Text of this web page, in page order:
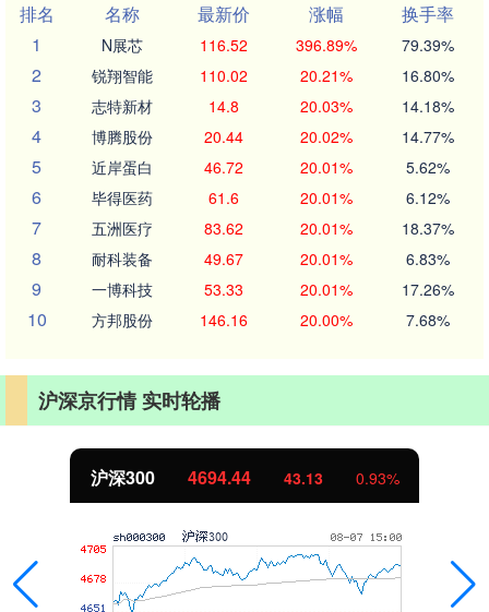
排名
名称 最新价 涨幅
换手率
1
N展芯 116.52 396.89% 79.39%
2 锐翔智能 110.02 20.21% 16.80%
3 志特新材 14.8 20.03% 14.18%
4 博腾股份 20.44 20.02% 14.77%
5 近岸蛋白 46.72 20.01% 5.62%
6 毕得医药 61.6 20.01% 6.12%
7 五洲医疗 83.62 20.01% 18.37%
8 耐科装备 49.67 20.01% 6.83%
9 一博科技 53.33 20.01% 17.26%
10 方邦股份 146.16 20.00% 7.68%
沪深京行情 实时轮播
沪深300 4694.44 43.13 0.93%